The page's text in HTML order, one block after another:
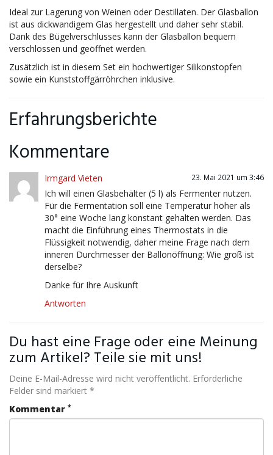
Ideal zur Lagerung von Weinen oder Destillaten. Der Glasballon
ist aus dickwandigem Glas hergestellt und daher sehr stabil.
Dank des Bügelverschlusses kann der Glasballon bequem
verschlossen und geöffnet werden.
Zusätzlich ist in diesem Set ein hochwertiger Silikonstopfen
sowie ein Kunststoffgärröhrchen inklusive.
Erfahrungsberichte
Kommentare
Irmgard Vieten 23. Mai 2021 um 3:46
Ich will einen Glasbehälter (5 l) als Fermenter nutzen.
Für die Fermentation soll eine Temperatur höher als
30° eine Woche lang konstant gehalten werden. Das
macht die Einführung eines Thermostats in die
Flüssigkeit notwendig, daher meine Frage nach dem
inneren Durchmesser der Ballonöffnung: Wie groß ist
derselbe?
Danke für Ihre Auskunft
Antworten
Du hast eine Frage oder eine Meinung
zum Artikel? Teile sie mit uns!
Deine E-Mail-Adresse wird nicht veröffentlicht. Erforderliche
Felder sind markiert *
Kommentar *